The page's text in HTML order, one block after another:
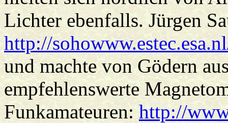
Lichter ebenfalls. Jürgen
http://
und machte von Gödern
empfehlenswerte
Funkamateuren: http://